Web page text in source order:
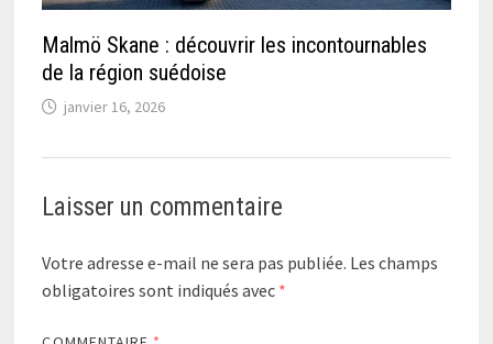
Malmö Skane : découvrir les incontournables
de la région suédoise
janvier 16, 2026
Laisser un commentaire
Votre adresse e-mail ne sera pas publiée. Les champs
obligatoires sont indiqués avec *